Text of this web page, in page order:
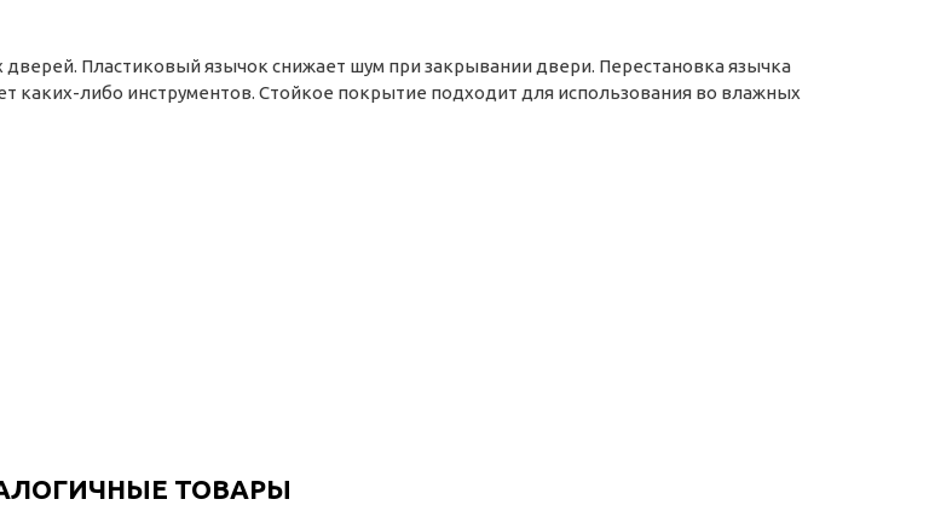
Пластиковый язычок снижает шум при закрывании двери. Перестановка язычка
каких-либо инструментов. Стойкое покрытие подходит для использования во влажных
ТОВАРЫ